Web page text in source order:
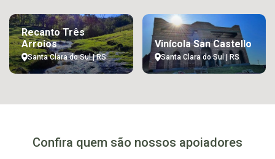
Recanto Três
Arroios
Santa Clara do Sul | RS
Vinícola San Castello
Santa Clara do Sul | RS
Confira quem são nossos apoiadores